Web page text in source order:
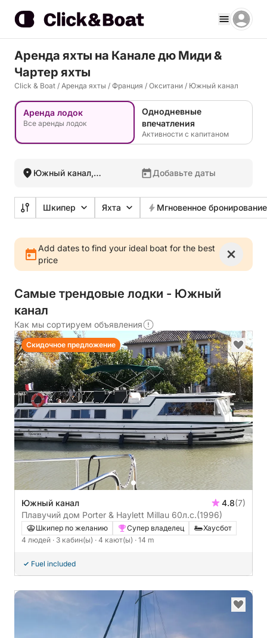
Аренда яхты на Канале дю Миди &
Чартер яхты
Click & Boat / Аренда яхты / Франция / Окситани / Южный канал
Аренда лодок
Все аренды лодок
Однодневные
впечатления
Активности с капитаном
Южный канал,
Добавьте даты
Шкипер Яхта Мгновенное бронирование
Add dates to find your ideal boat for the best
price
Самые трендовые лодки - Южный
канал
Как мы сортируем объявления
Южный канал 4.8(7)
Плавучий дом Porter & Haylett Millau 60л.с.(1996)
Шкипер по желанию Супер владелец
Хаусбот
4 людей · 3 кабин(ы) · 4 кают(ы) · 14 m
Fuel included
Скидочное предложение